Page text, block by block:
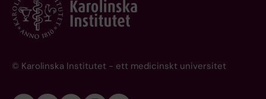
© Karolinska Institutet - ett medicinskt universitet